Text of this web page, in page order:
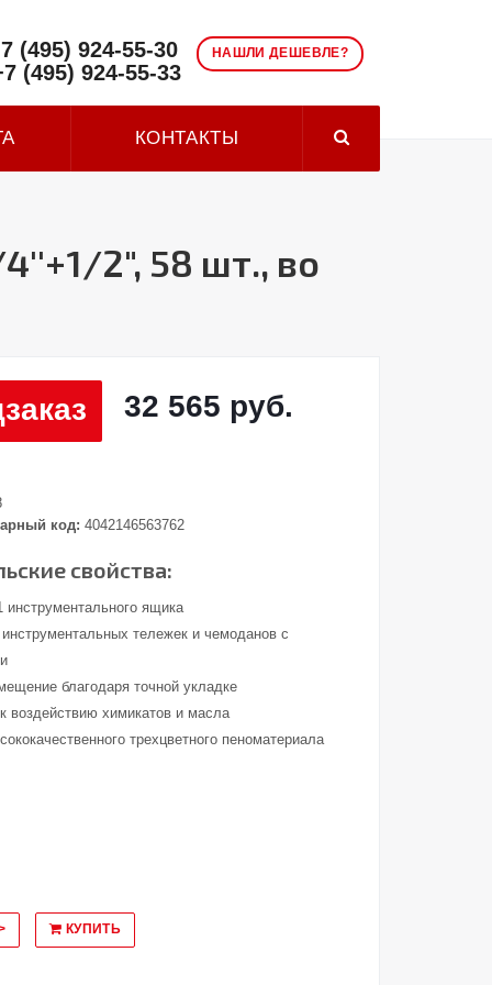
НАШЛИ ДЕШЕВЛЕ?
(495) 924-55-30
(495) 924-55-33
КОНТАКТЫ
2", 58 шт., во
32 565 руб.
код: 4042146563762
свойства:
инструментального ящика
тележек и чемоданов с
благодаря точной укладке
воздействию химикатов и масла
трехцветного пеноматериала
КУПИТЬ